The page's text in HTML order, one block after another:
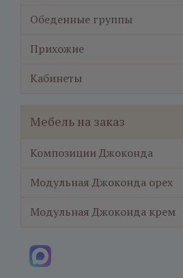
Обеденные группы
Прихожие
Кабинеты
Мебель на заказ
Композиции Джоконда
Модульная Джоконда орех
Модульная Джоконда крем